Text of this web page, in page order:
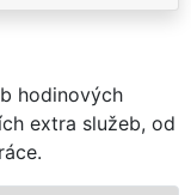
hodinových
extra služeb, od